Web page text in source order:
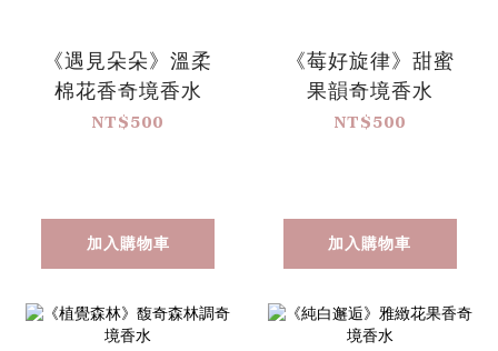
《遇見朵朵》溫柔
棉花香奇境香水
NT$500
加入購物車
《莓好旋律》甜蜜
果韻奇境香水
NT$500
加入購物車